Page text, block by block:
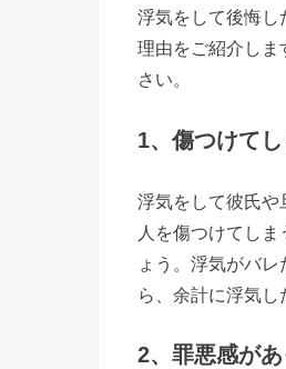
由
浮気をして後悔し
理由をご紹介しま
さい。
1、傷つけて
浮気をして彼氏や
人を傷つけてし
ょう。浮気がバ
ら、余計に浮気し
2、罪悪感が